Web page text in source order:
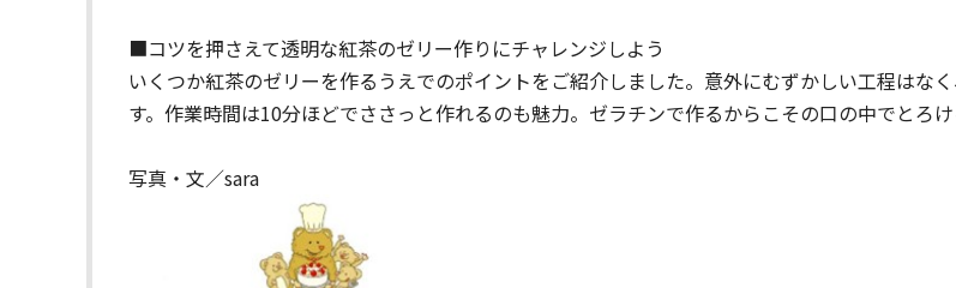
■コツを押さえて透明な紅茶のゼリー作りにチャレンジしよう
いくつか紅茶のゼリーを作るうえでのポイントをご紹介しました。意外にむずかしい工程はな
す。作業時間は10分ほどでささっと作れるのも魅力。ゼラチンで作るからこその口の中でとろ
写真・文／sara